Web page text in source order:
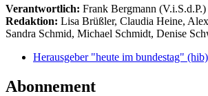
Verantwortlich: Frank Bergmann (V.i.S.d.P.)
Redaktion: Lisa Brüßler, Claudia Heine,
Sandra Schmid, Michael Schmidt, Denise
Herausgeber "heute im bundestag" (hib)
Abonnement